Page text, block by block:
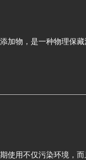
物，是一种物理保藏
不仅污染环境，而且